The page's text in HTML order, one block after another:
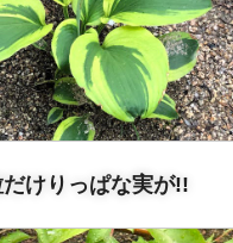
けりっぱな実が!!